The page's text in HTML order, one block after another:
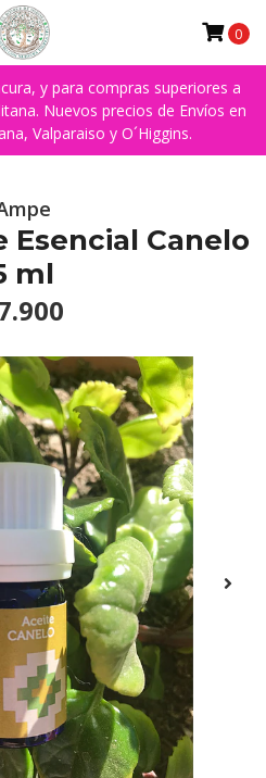
y para compras superiores a
Nuevos precios de Envíos en
Valparaiso y O´Higgins.
0
Esencial Canelo
ml